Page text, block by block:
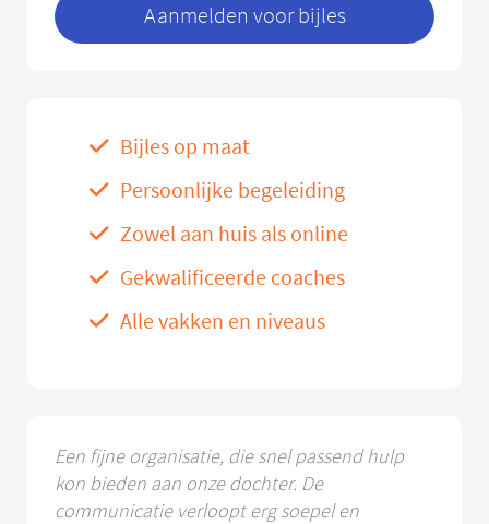
Aanmelden voor bijles
Bijles op maat
Persoonlijke begeleiding
Zowel aan huis als online
Gekwalificeerde coaches
Alle vakken en niveaus
Een fijne organisatie, die snel passend hulp
kon bieden aan onze dochter. De
communicatie verloopt erg soepel en